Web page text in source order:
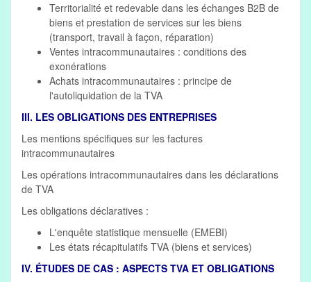
Territorialité et redevable dans les échanges B2B de
biens et prestation de services sur les biens
(transport, travail à façon, réparation)
Ventes intracommunautaires : conditions des
exonérations
Achats intracommunautaires : principe de
l'autoliquidation de la TVA
III. LES OBLIGATIONS DES ENTREPRISES
Les mentions spécifiques sur les factures
intracommunautaires
Les opérations intracommunautaires dans les déclarations
de TVA
Les obligations déclaratives :
L'enquête statistique mensuelle (EMEBI)
Les états récapitulatifs TVA (biens et services)
IV. ÉTUDES DE CAS : ASPECTS TVA ET OBLIGATIONS